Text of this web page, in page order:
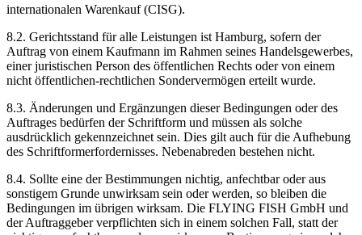
internationalen Warenkauf (CISG).
8.2. Gerichtsstand für alle Leistungen ist Hamburg, sofern der
Auftrag von einem Kaufmann im Rahmen seines Handelsgewerbes,
einer juristischen Person des öffentlichen Rechts oder von einem
nicht öffentlichen-rechtlichen Sondervermögen erteilt wurde.
8.3. Änderungen und Ergänzungen dieser Bedingungen oder des
Auftrages bedürfen der Schriftform und müssen als solche
ausdrücklich gekennzeichnet sein. Dies gilt auch für die Aufhebung
des Schriftformerfordernisses. Nebenabreden bestehen nicht.
8.4. Sollte eine der Bestimmungen nichtig, anfechtbar oder aus
sonstigem Grunde unwirksam sein oder werden, so bleiben die
Bedingungen im übrigen wirksam. Die FLYING FISH GmbH und
der Auftraggeber verpflichten sich in einem solchen Fall, statt der